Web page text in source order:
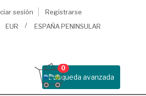
sesión
Registrarse
EUR ESPAÑA PENINSULAR
Busqueda avanzada
0